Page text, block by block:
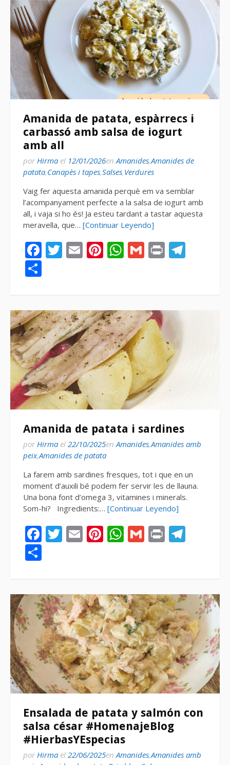
Amanida de patata, espàrrecs i
carbassó amb salsa de iogurt
amb all
por Hirma el 12/01/2026en Amanides,Amanides de
patata,Canapès i tapes,Salses,Verdures
Vaig fer aquesta amanida perquè em va semblar
l’acompanyament perfecte a la salsa de iogurt amb
all, i vaja si ho és! Ja esteu tardant a tastar aquesta
meravella, que… [Continuar Leyendo]
Facebook
Twitter
EmailPinterest
WhatsApp
Gmail
Print
Amanida de patata i sardines
por Hirma el 22/10/2025enAmanides,Amanides amb
peix,Amanides de patata
La farem amb sardines fresques, tot i que en un
moment d’auxili bé podem fer servir les de llauna.
Una bona font d’omega 3, vitamines i minerals.
Som-hi? Ingredients:… [Continuar Leyendo]
Facebook
Twitter
EmailPinterest
WhatsApp
Gmail
Print
Ensalada de patata y salmón con
salsa césar #HomenajeBlog
#HierbasYEspecias
por Hirma el 22/06/2025enAmanides,Amanides amb